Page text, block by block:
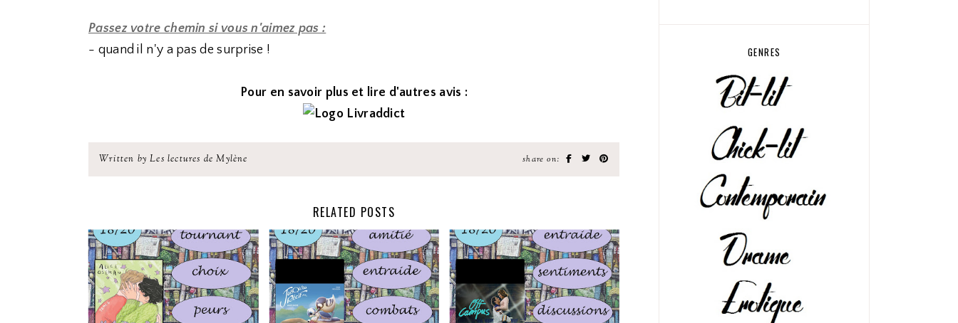
Passez votre chemin si vous n'aimez pas :
- quand il n'y a pas de surprise !
Pour en savoir plus et lire d'autres avis :
Written by Les lectures de Mylène share on:
RELATED POSTS
GENRES